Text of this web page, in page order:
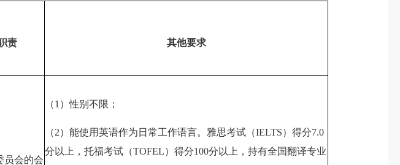
责 其他要求
员会的会
（1）性别不限；
（2）能使用英语作为日常工作语言。雅思考试（IELTS）得分7.0
分以上，托福考试（TOFEL）得分100分以上，持有全国翻译专业